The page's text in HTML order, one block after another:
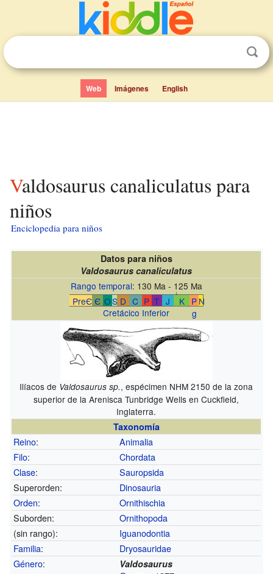
Web Imágenes English
Valdosaurus canaliculatus para
niños
Enciclopedia para niños
Datos para niños
Valdosaurus canaliculatus
Rango temporal: 130 Ma - 125 Ma
PreЄ Є OS D C P T J K
P
g
N
↓
Cretácico Inferior
Ilíacos de Valdosaurus sp., espécimen NHM 2150 de la zona
superior de la Arenisca Tunbridge Wells en Cuckfield,
Inglaterra.
Taxonomía
Reino:
Animalia
Filo:
Chordata
Clase:
Sauropsida
Superorden:
Dinosauria
Orden:
Ornithischia
Suborden:
Ornithopoda
(sin rango):
Iguanodontia
Familia:
Dryosauridae
Género: Valdosaurus